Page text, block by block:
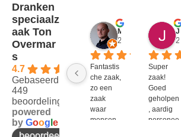
Dranken
speciaalz
aak Ton
Overmar
s
4.7
Gebaseerd op
449
beoordelingen
powered
by Goog e
2 jaar geleden
Fantastis
che zaak,
zo een
zaak
waar
mensen
Super
zaak!
Goed
geholpen
, aardig
personee